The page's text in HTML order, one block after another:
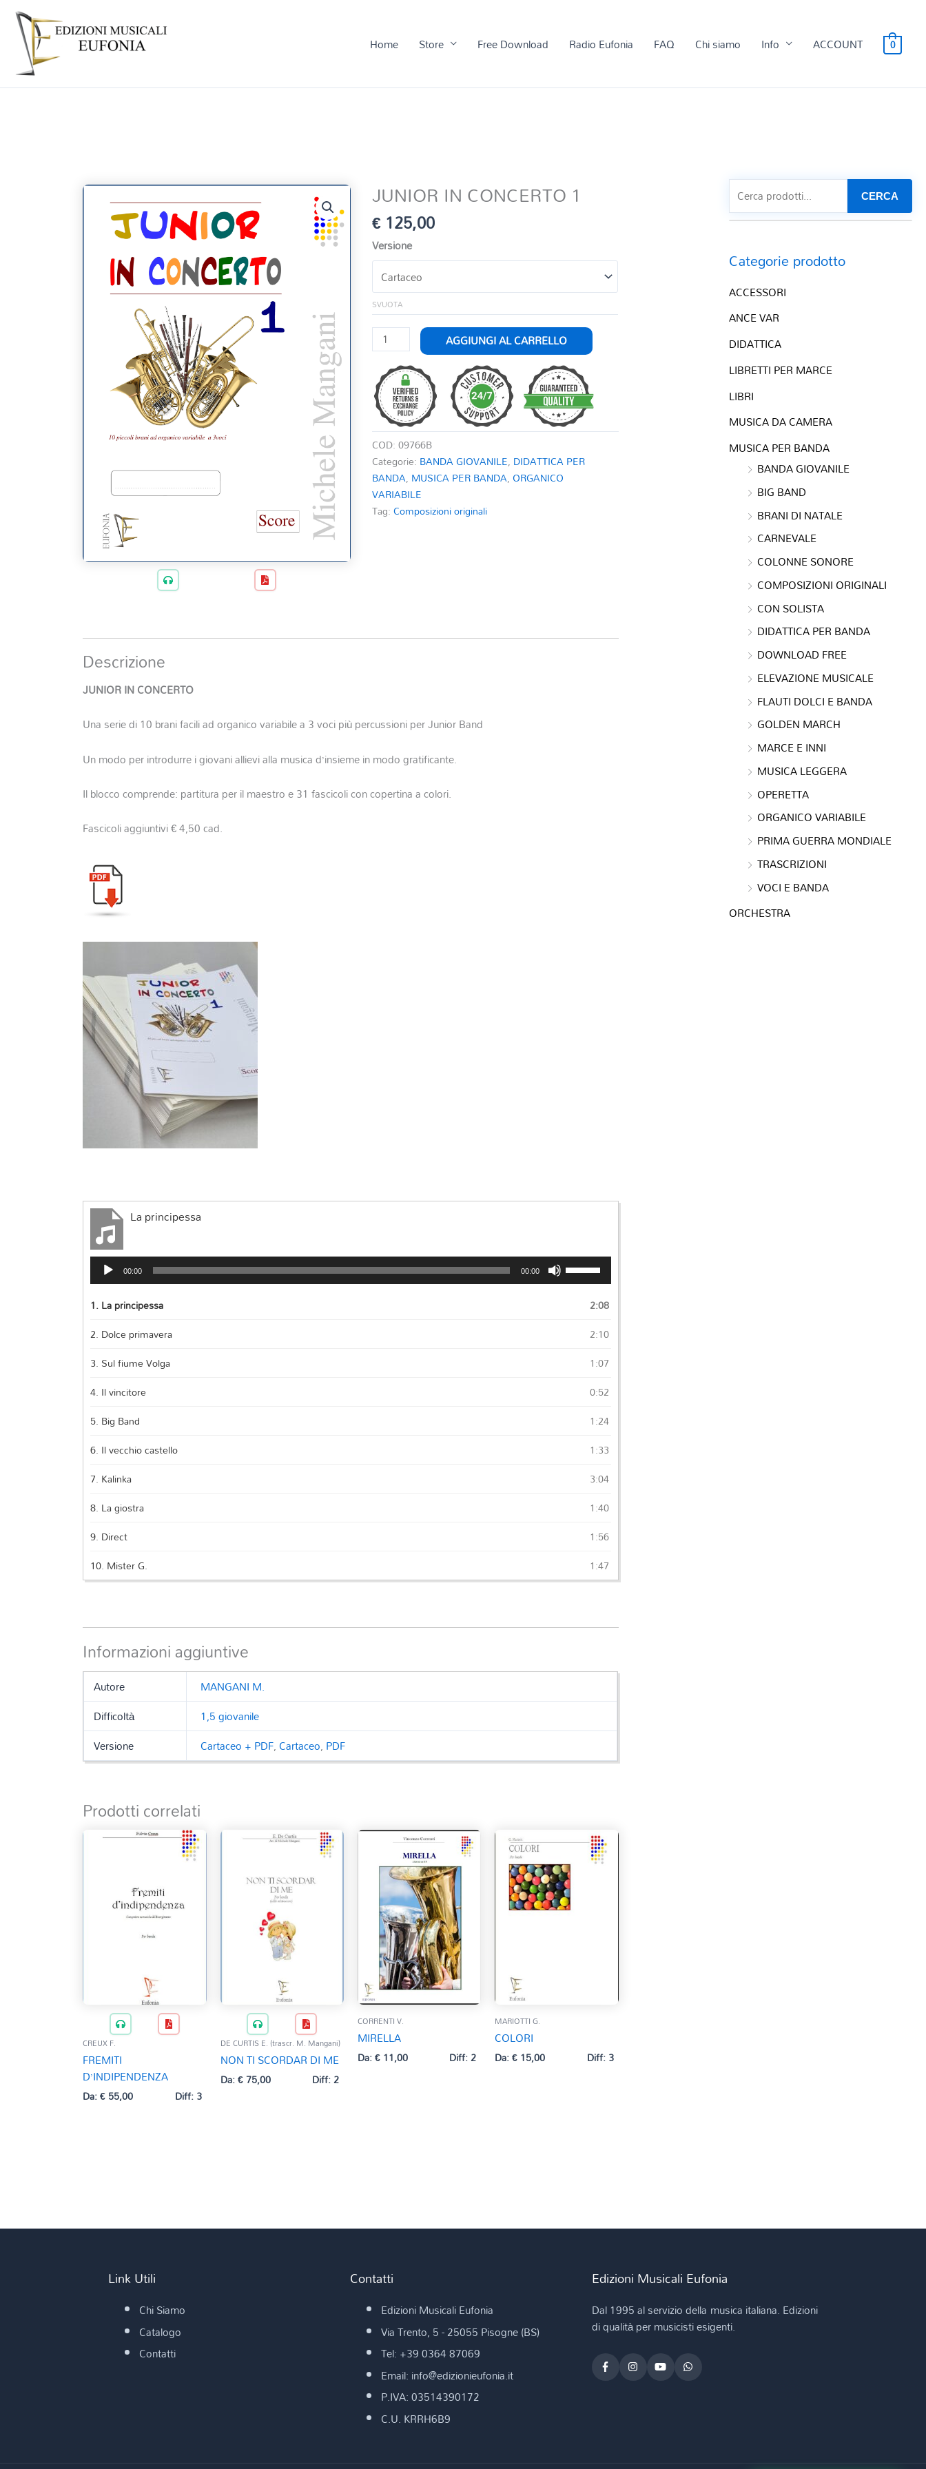
Home Store Free Download Radio Eufonia FAQ Chi siamo Info ACCOUNT 0
JUNIOR IN CONCERTO 1
€125,00
Versione
SVUOTA
JUNIOR
IN
CONCERTO
1
quantità
AGGIUNGI AL CARRELLO
COD:09766B
Categorie: BANDA GIOVANILE, DIDATTICA PER
BANDA, MUSICA PER BANDA, ORGANICO
VARIABILE
Tag:Composizioni originali
Descrizione
JUNIOR IN CONCERTO
Una serie di 10 brani facili ad organico variabile a 3 voci più percussioni per Junior Band
Un modo per introdurre i giovani allievi alla musica d’insieme in modo gratificante.
Il blocco comprende: partitura per il maestro e 31 fascicoli con copertina a colori.
Fascicoli aggiuntivi € 4,50 cad.
La principessa
Audio
Player 00:00 00:00
freccia
1.La principessa
2:08
2. Dolce primavera
2:10
3. Sul fiume Volga
1:07
4. Il vincitore
0:52
5. Big Band
1:24
6. Il vecchio castello
1:33
7. Kalinka
3:04
8. La giostra
1:40
9. Direct
1:56
10. Mister G. 1:47
Informazioni aggiuntive
Autore
MANGANI M.
Difficoltà
1,5 giovanile
Versione
Cartaceo + PDF,Cartaceo, PDF
Prodotti correlati
CREUX F.
FREMITI
D’INDIPENDENZA
Da:€55,00 Diff: 3
DE CURTIS E. (trascr. M. Mangani)
NON TI SCORDAR DI ME
Da:€75,00 Diff: 2
CORRENTI V.
MIRELLA
Da:€11,00 Diff: 2
MARIOTTI G.
COLORI
Da:€15,00 Diff: 3
CERCA
Categorie prodotto
ACCESSORI
ANCE VAR
DIDATTICA
LIBRETTI PER MARCE
LIBRI
MUSICA DA CAMERA
MUSICA PER BANDA
BANDA GIOVANILE
BIG BAND
BRANI DI NATALE
CARNEVALE
COLONNE SONORE
COMPOSIZIONI ORIGINALI
CON SOLISTA
DIDATTICA PER BANDA
DOWNLOAD FREE
ELEVAZIONE MUSICALE
FLAUTI DOLCI E BANDA
GOLDEN MARCH
MARCE E INNI
MUSICA LEGGERA
OPERETTA
ORGANICO VARIABILE
PRIMA GUERRA MONDIALE
TRASCRIZIONI
VOCI E BANDA
ORCHESTRA
Link Utili
Chi Siamo
Catalogo
Contatti
Contatti
Edizioni Musicali Eufonia
Via Trento, 5 - 25055 Pisogne (BS)
Tel: +39 0364 87069
Email: info@edizionieufonia.it
P.IVA: 03514390172
C.U. KRRH6B9
Edizioni Musicali Eufonia
Dal 1995 al servizio della musica italiana. Edizioni
di qualità per musicisti esigenti.